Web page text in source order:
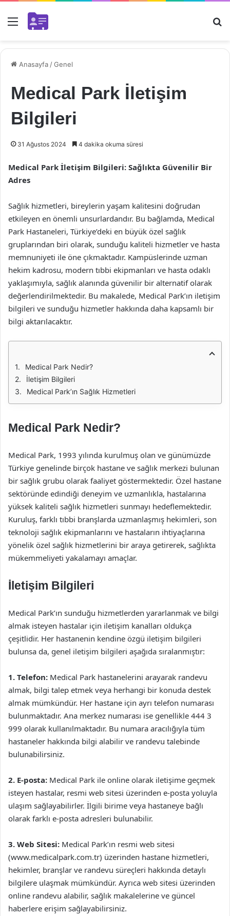
Menü
Anasayfa /Genel
Medical Park İletişim
Bilgileri
31 Ağustos 2024 4 dakika okuma süresi
Medical Park İletişim Bilgileri: Sağlıkta Güvenilir Bir
Adres
Sağlık hizmetleri, bireylerin yaşam kalitesini doğrudan
etkileyen en önemli unsurlardandır. Bu bağlamda, Medical
Park Hastaneleri, Türkiye’deki en büyük özel sağlık
gruplarından biri olarak, sunduğu kaliteli hizmetler ve hasta
memnuniyeti ile öne çıkmaktadır. Kampüslerinde uzman
hekim kadrosu, modern tıbbi ekipmanları ve hasta odaklı
yaklaşımıyla, sağlık alanında güvenilir bir alternatif olarak
değerlendirilmektedir. Bu makalede, Medical Park’ın iletişim
bilgileri ve sunduğu hizmetler hakkında daha kapsamlı bir
bilgi aktarılacaktır.
Medical Park Nedir?
İletişim Bilgileri
Medical Park’ın Sağlık Hizmetleri
Medical Park Nedir?
Medical Park, 1993 yılında kurulmuş olan ve günümüzde
Türkiye genelinde birçok hastane ve sağlık merkezi bulunan
bir sağlık grubu olarak faaliyet göstermektedir. Özel hastane
sektöründe edindiği deneyim ve uzmanlıkla, hastalarına
yüksek kaliteli sağlık hizmetleri sunmayı hedeflemektedir.
Kuruluş, farklı tıbbi branşlarda uzmanlaşmış hekimleri, son
teknoloji sağlık ekipmanlarını ve hastaların ihtiyaçlarına
yönelik özel sağlık hizmetlerini bir araya getirerek, sağlıkta
mükemmeliyeti yakalamayı amaçlar.
İletişim Bilgileri
Medical Park’ın sunduğu hizmetlerden yararlanmak ve bilgi
almak isteyen hastalar için iletişim kanalları oldukça
çeşitlidir. Her hastanenin kendine özgü iletişim bilgileri
bulunsa da, genel iletişim bilgileri aşağıda sıralanmıştır:
1. Telefon: Medical Park hastanelerini arayarak randevu
almak, bilgi talep etmek veya herhangi bir konuda destek
almak mümkündür. Her hastane için ayrı telefon numarası
bulunmaktadır. Ana merkez numarası ise genellikle 444 3
999 olarak kullanılmaktadır. Bu numara aracılığıyla tüm
hastaneler hakkında bilgi alabilir ve randevu talebinde
bulunabilirsiniz.
2. E-posta: Medical Park ile online olarak iletişime geçmek
isteyen hastalar, resmi web sitesi üzerinden e-posta yoluyla
ulaşım sağlayabilirler. İlgili birime veya hastaneye bağlı
olarak farklı e-posta adresleri bulunabilir.
3. Web Sitesi: Medical Park’ın resmi web sitesi
(www.medicalpark.com.tr) üzerinden hastane hizmetleri,
hekimler, branşlar ve randevu süreçleri hakkında detaylı
bilgilere ulaşmak mümkündür. Ayrıca web sitesi üzerinden
online randevu alabilir, sağlık makalelerine ve güncel
haberlere erişim sağlayabilirsiniz.